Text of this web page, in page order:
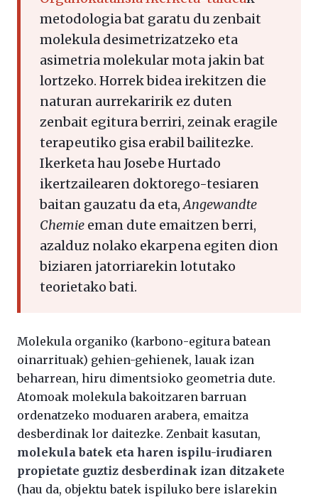
metodologia bat garatu du zenbait
molekula desimetrizatzeko eta
asimetria molekular mota jakin bat
lortzeko. Horrek bidea irekitzen die
naturan aurrekaririk ez duten
zenbait egitura berriri, zeinak eragile
terapeutiko gisa erabil bailitezke.
Ikerketa hau Josebe Hurtado
ikertzailearen doktorego-tesiaren
baitan gauzatu da eta, Angewandte
Chemie eman dute emaitzen berri,
azalduz nolako ekarpena egiten dion
biziaren jatorriarekin lotutako
teorietako bati.
Molekula organiko (karbono-egitura batean
oinarrituak) gehien-gehienek, lauak izan
beharrean, hiru dimentsioko geometria dute.
Atomoak molekula bakoitzaren barruan
ordenatzeko moduaren arabera, emaitza
desberdinak lor daitezke. Zenbait kasutan,
molekula batek eta haren ispilu-irudiaren
propietate guztiz desberdinak izan ditzakete
(hau da, objektu batek ispiluko bere islarekin